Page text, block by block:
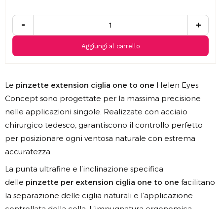
- +
Aggiungi al carrello
Le pinzette extension ciglia one to one Helen Eyes
Concept sono progettate per la massima precisione
nelle applicazioni singole. Realizzate con acciaio
chirurgico tedesco, garantiscono il controllo perfetto
per posizionare ogni ventosa naturale con estrema
accuratezza.
La punta ultrafine e l’inclinazione specifica
delle pinzette per extension ciglia one to one facilitano
la separazione delle ciglia naturali e l’applicazione